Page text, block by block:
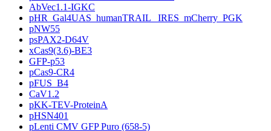
AbVec1.1-IGKC
pHR_Gal4UAS_humanTRAIL _IRES_mCherry_PGK
pNW55
psPAX2-D64V
xCas9(3.6)-BE3
GFP-p53
pCas9-CR4
pFUS_B4
CaV1.2
pKK-TEV-ProteinA
pHSN401
pLenti CMV GFP Puro (658-5)